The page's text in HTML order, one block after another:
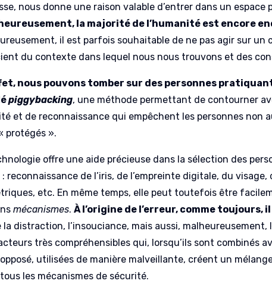
nous donne une raison valable d’entrer dans un espace
la majorité de l’humanité est encore
il est parfois souhaitable de ne pas agir sur un
du contexte dans lequel nous nous trouvons et des
nous pouvons tomber sur des personnes
piggybacking, une méthode permettant de contourner
et de reconnaissance qui empêchent les personnes non
protégés ».
offre une aide précieuse dans la sélection des
: reconnaissance de l’iris, de l’empreinte digitale, du
etc. En même temps, elle peut toutefois être
mécanismes.À l’origine de l’erreur, comme toujours,
la distraction, l’insouciance, mais aussi,
très compréhensibles qui, lorsqu’ils sont combinés
utilisées de manière malveillante, créent un
les mécanismes de sécurité.